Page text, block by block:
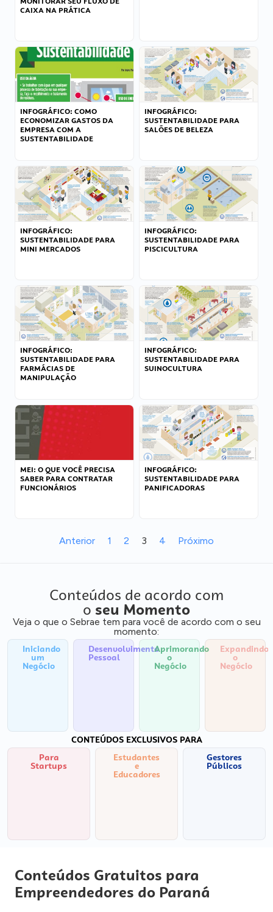
CAIXA NA PRÁTICA
INFOGRÁFICO: COMO
ECONOMIZAR GASTOS DA
EMPRESA COM A
SUSTENTABILIDADE
INFOGRÁFICO:
SUSTENTABILIDADE PARA
SALÕES DE BELEZA
INFOGRÁFICO:
SUSTENTABILIDADE PARA
MINI MERCADOS
INFOGRÁFICO:
SUSTENTABILIDADE PARA
PISCICULTURA
INFOGRÁFICO:
SUSTENTABILIDADE PARA
FARMÁCIAS DE
MANIPULAÇÃO
INFOGRÁFICO:
SUSTENTABILIDADE PARA
SUINOCULTURA
MEI: O QUE VOCÊ PRECISA
SABER PARA CONTRATAR
FUNCIONÁRIOS
INFOGRÁFICO:
SUSTENTABILIDADE PARA
PANIFICADORAS
Anterior 1 2 3 4 Próximo
Conteúdos de acordo com
o seu Momento
Veja o que o Sebrae tem para você de acordo com o seu
momento:
Iniciando
um
Negócio
Desenvolvimento
Pessoal
Aprimorando
o
Negócio
Expandindo
o
Negócio
CONTEÚDOS EXCLUSIVOS PARA
Para
Startups
Estudantes
e
Educadores
Gestores
Públicos
Conteúdos Gratuitos para
Empreendedores do Paraná